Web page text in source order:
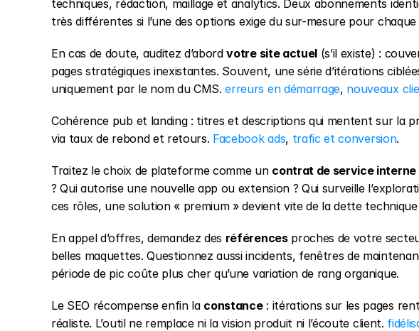
techniques, rédaction, maillage et analytics. Deux abonnements
très différentes si l’une des options exige du sur-mesure pour
En cas de doute, auditez d’abord votre site actuel (s’il existe) :
pages stratégiques inexistantes. Souvent, une série d’itérations
uniquement par le nom du CMS. erreurs en démarrage, nouveaux
Cohérence pub et landing : titres et descriptions qui mentent sur la
via taux de rebond et retours. Facebook ads, trafic et conversion.
Traitez le choix de plateforme comme un contrat de service interne
? Qui autorise une nouvelle app ou extension ? Qui surveille
ces rôles, une solution « premium » devient vite de la dette technique
En appel d’offres, demandez des références proches de votre
belles maquettes. Questionnez aussi incidents, fenêtres de
période de pic coûte plus cher qu’une variation de rang organique.
Le SEO récompense enfin la constance : itérations sur les pages
réaliste. L’outil ne remplace ni la vision produit ni l’écoute client.